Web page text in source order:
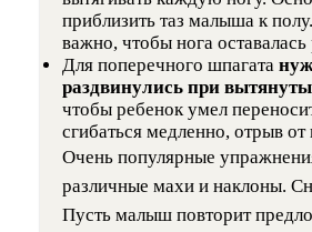
приблизить таз малыша к
важно, чтобы нога
Для поперечного шпагата
раздвинулись при
чтобы ребенок умел
сгибаться медленно, отрыв
Очень популярные
различные махи и наклоны.
Пусть малыш повторит